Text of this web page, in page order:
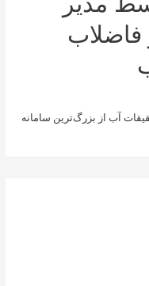
سامانه